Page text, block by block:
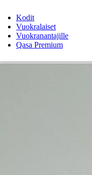
Kodit
Vuokralaiset
Vuokranantajille
Qasa Premium